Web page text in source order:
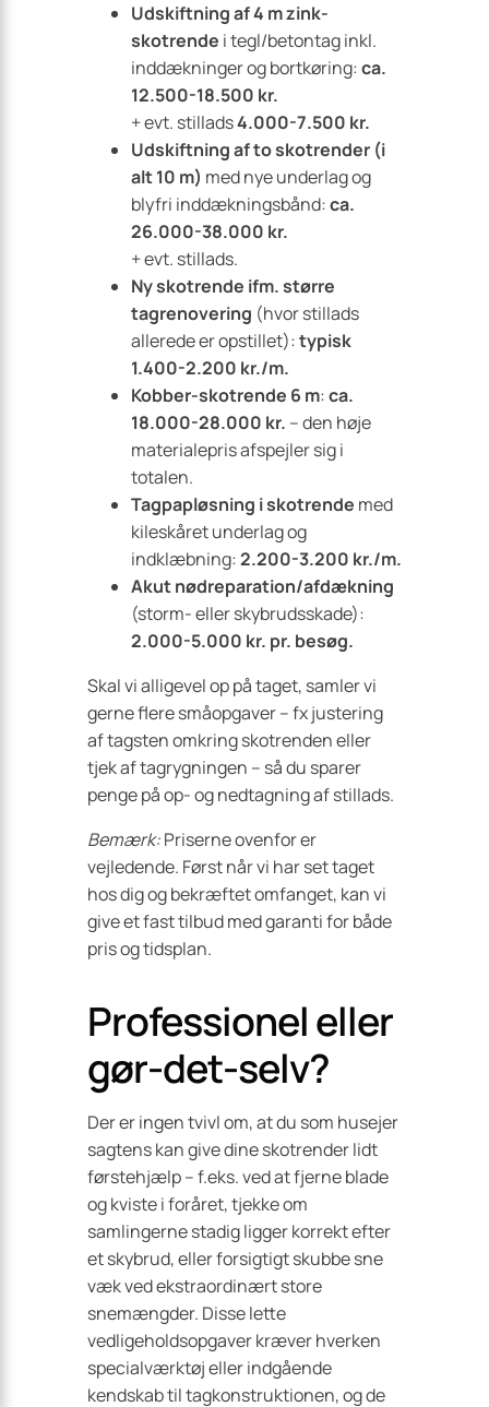
Udskiftning af 4 m zink-
skotrende i tegl/betontag inkl.
inddækninger og bortkøring:ca.
12.500-18.500 kr.
+ evt. stillads4.000-7.500 kr.
Udskiftning af to skotrender (i
alt 10 m) med nye underlag og
blyfri inddækningsbånd:ca.
26.000-38.000 kr.
+ evt. stillads.
Ny skotrende ifm. større
tagrenovering (hvor stillads
allerede er opstillet):typisk
1.400-2.200 kr./m.
Kobber-skotrende 6 m:ca.
18.000-28.000 kr. – den høje
materialepris afspejler sig i
totalen.
Tagpapløsning i skotrende med
kileskåret underlag og
indklæbning:2.200-3.200 kr./m.
Akut nødreparation/afdækning
(storm- eller skybrudsskade):
2.000-5.000 kr. pr. besøg.
Skal vi alligevel op på taget, samler vi
gerne flere småopgaver – fx justering
af tagsten omkring skotrenden eller
tjek af tagrygningen – så du sparer
penge på op- og nedtagning af stillads.
Bemærk:Priserne ovenfor er
vejledende. Først når vi har set taget
hos dig og bekræftet omfanget, kan vi
give et fast tilbud med garanti for både
pris og tidsplan.
Professionel eller
gør-det-selv?
Der er ingen tvivl om, at du som husejer
sagtens kan give dine skotrender lidt
førstehjælp – f.eks. ved at fjerne blade
og kviste i foråret, tjekke om
samlingerne stadig ligger korrekt efter
et skybrud, eller forsigtigt skubbe sne
væk ved ekstraordinært store
snemængder. Disse lette
vedligeholdsopgaver kræver hverken
specialværktøj eller indgående
kendskab til tagkonstruktionen, og de